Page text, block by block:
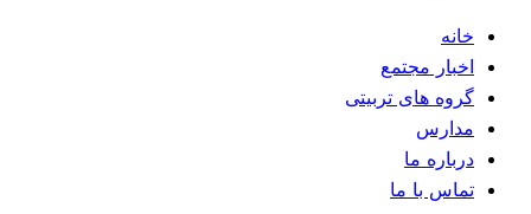
خانه
اخبار مجتمع
گروه های تربیتی
مدارس
درباره ما
تماس با ما